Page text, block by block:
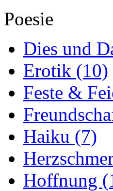
Poesie
Dies und
Erotik (10)
Feste &
Haiku (7)
Hoffnung